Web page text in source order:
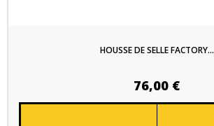
HOUSSE DE SELLE FACTORY...
76,00 €